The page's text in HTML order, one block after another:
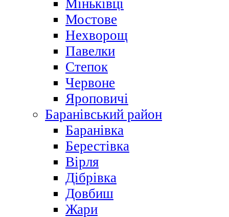
Міньківці
Мостове
Нехворощ
Павелки
Степок
Червоне
Яроповичі
Баранівський район
Баранівка
Берестівка
Вірля
Дібрівка
Довбиш
Жари